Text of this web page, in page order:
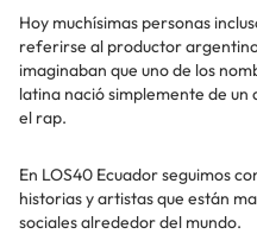
Hoy muchísimas personas
referirse al productor
imaginaban que uno de los
latina nació simplemente de
el rap.
En LOS40 Ecuador seguimos
historias y artistas que están
sociales alrededor del mundo.